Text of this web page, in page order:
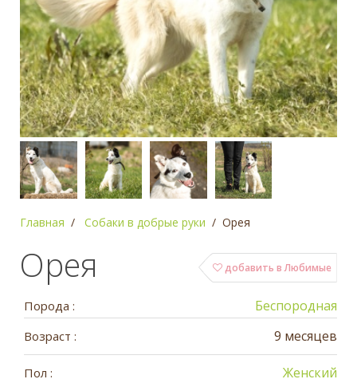
Главная Собаки в добрые руки Орея
добавить в Любимые
Орея
Порода : Беспородная
Возраст : 9 месяцев
Пол : Женский